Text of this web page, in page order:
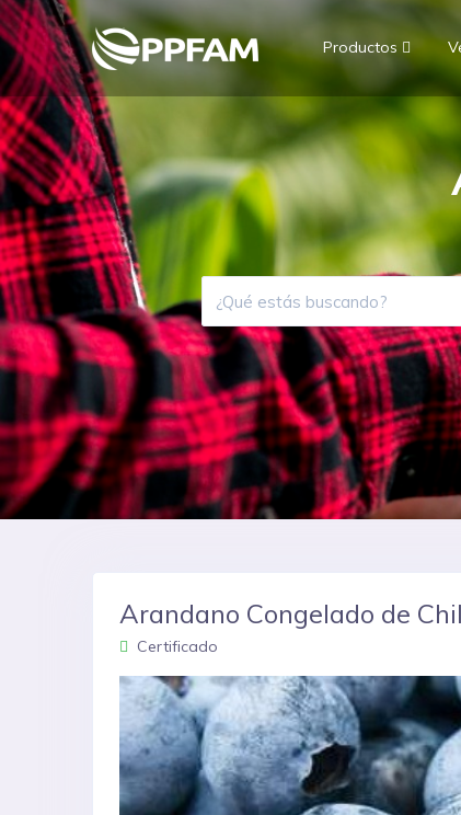
Productos
Arandano Congelado de
Certificado